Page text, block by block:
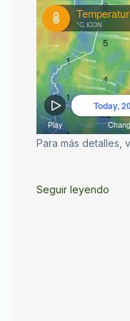
Para más detalles,
Seguir leyendo